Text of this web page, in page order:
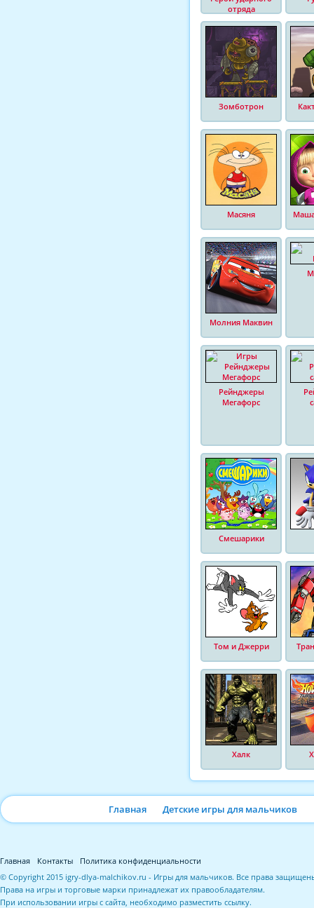
отряда
Зомботрон
Масяня
Молния Маквин
Рейнджеры
Мегафорс
Смешарики
Том и Джерри
Халк
Главная Детские игры для мальчиков
Главная Контакты
Политика конфиденциальности
© Copyright 2015 igry-dlya-malchikov.ru - Игры для мальчиков. Все права
Права на игры и торговые марки принадлежат их правообладателям.
При использовании игры с сайта, необходимо разместить ссылку.